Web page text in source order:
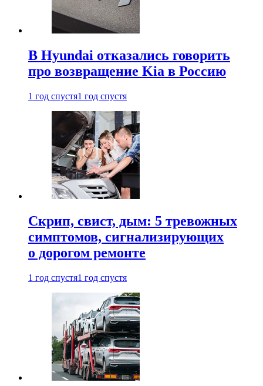
В Hyundai отказались говорить
про возвращение Kia в Россию
1 год спустя1 год спустя
Скрип, свист, дым: 5 тревожных
симптомов, сигнализирующих
о дорогом ремонте
1 год спустя1 год спустя